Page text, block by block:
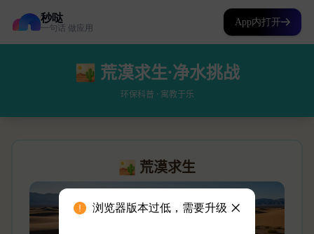
秒哒
一句话 做应用
App内打开
浏览器版本过低，需要升级